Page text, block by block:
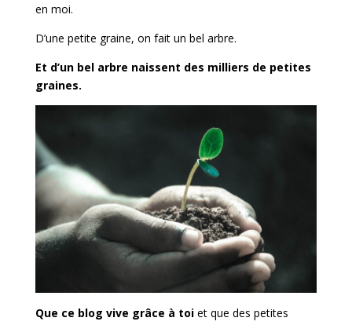
en moi.
D’une petite graine, on fait un bel arbre.
Et d’un bel arbre naissent des milliers de petites
graines.
Que ce blog vive grâce à toiet que des petites